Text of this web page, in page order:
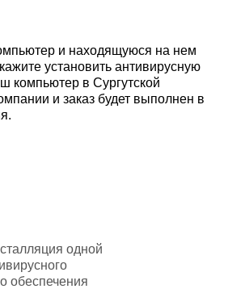
и находящуюся на нем
установить антивирусную
компьютер в Сургутской
и заказ будет выполнен в
одной
обеспечения